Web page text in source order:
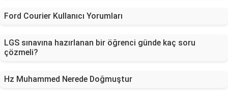
Ford Courier Kullanıcı Yorumları
LGS sınavına hazırlanan bir öğrenci günde kaç soru
çözmeli?
Hz Muhammed Nerede Doğmuştur